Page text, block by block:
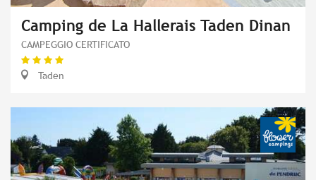
Camping de La Hallerais Taden Dinan
CAMPEGGIO CERTIFICATO
Taden